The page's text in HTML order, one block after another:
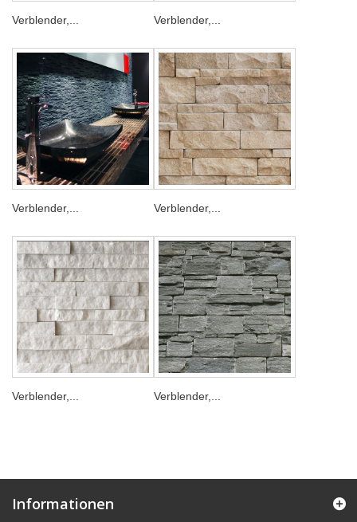
Verblender,... Verblender,...
Verblender,... Verblender,...
Verblender,... Verblender,...
Informationen